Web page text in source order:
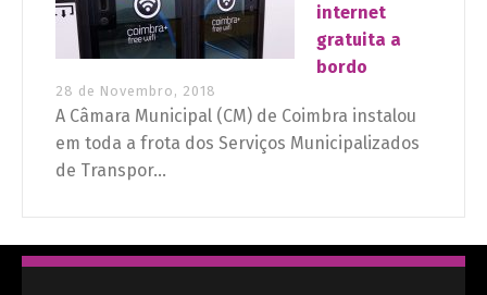
internet
gratuita a
bordo
28 de Novembro, 2018
A Câmara Municipal (CM) de Coimbra instalou
em toda a frota dos Serviços Municipalizados
de Transpor...